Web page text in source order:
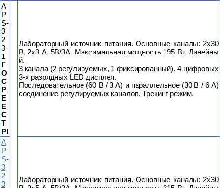
A
P
S-
3
2
3
1
Г
О
С
Р
Е
Е
С
Т
Р!
Лабораторный источник питания. Основные каналы: 2x30
В, 2x3 А. 5В/3А. Максимальная мощность 195 Вт. Линейны
й.
3 канала (2 регулируемых, 1 фиксированный). 4 цифровых
3-х разрядных LED дисплея.
Последовательное (60 В / 3 А) и параллельное (30 В / 6 А)
соединение регулируемых каналов. Трекинг режим.
A
P
S-
3
2
3
Лабораторный источник питания. Основные каналы: 2x30